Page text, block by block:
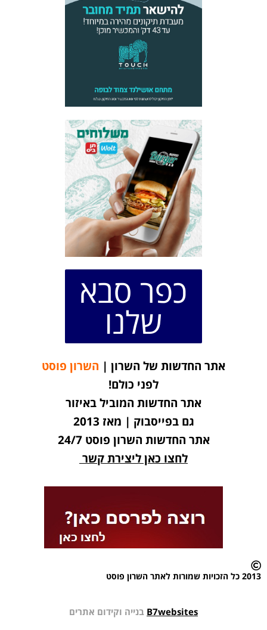
כפר סבא
שלנו
אתר החדשות של השרון | השרון פוסט
לפני כולם!
אתר החדשות המוביל באיזור
גם בפייסבוק | מאז 2013
אתר החדשות השרון פוסט 24/7
לחצו כאן ליצירת קשר
2013 כל הזכויות שמורות לאתר השרון פוסט
B7websites